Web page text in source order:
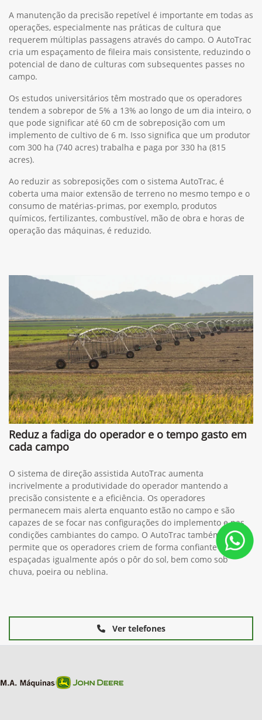
A manutenção da precisão repetível é importante em todas as
operações, especialmente nas práticas de cultura que
requerem múltiplas passagens através do campo. O AutoTrac
cria um espaçamento de fileira mais consistente, reduzindo o
potencial de dano de culturas com subsequentes passes no
campo.
Os estudos universitários têm mostrado que os operadores
tendem a sobrepor de 5% a 13% ao longo de um dia inteiro, o
que pode significar até 60 cm de sobreposição com um
implemento de cultivo de 6 m. Isso significa que um produtor
com 300 ha (740 acres) trabalha e paga por 330 ha (815
acres).
Ao reduzir as sobreposições com o sistema AutoTrac, é
coberta uma maior extensão de terreno no mesmo tempo e o
consumo de matérias-primas, por exemplo, produtos
químicos, fertilizantes, combustível, mão de obra e horas de
operação das máquinas, é reduzido.
Reduz a fadiga do operador e o tempo gasto em
cada campo
O sistema de direção assistida AutoTrac aumenta
incrivelmente a produtividade do operador mantendo a
precisão consistente e a eficiência. Os operadores
permanecem mais alerta enquanto estão no campo e são
capazes de se focar nas configurações do implemento e nas
condições cambiantes do campo. O AutoTrac também
permite que os operadores criem de forma confiante linhas
espaçadas igualmente após o pôr do sol, bem como sob
chuva, poeira ou neblina.
Ver telefones